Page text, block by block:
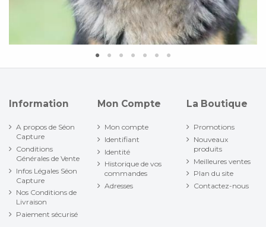
Information
A propos de Séon
Capture
Conditions
Générales de Vente
Infos Légales Séon
Capture
Nos Conditions de
Livraison
Paiement sécurisé
Mon Compte
Mon compte
Identifiant
Identité
Historique de vos
commandes
Adresses
La Boutique
Promotions
Nouveaux
produits
Meilleures ventes
Plan du site
Contactez-nous